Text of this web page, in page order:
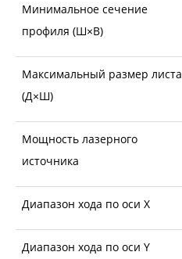
Минимальное сечение
профиля (Ш×В)
Максимальный размер листа
(Д×Ш)
Мощность лазерного
источника
Диапазон хода по оси Х
Диапазон хода по оси Y